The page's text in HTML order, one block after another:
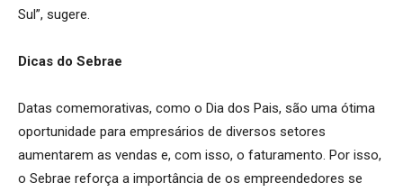
Sul”, sugere.
Dicas do Sebrae
Datas comemorativas, como o Dia dos Pais, são uma ótima
oportunidade para empresários de diversos setores
aumentarem as vendas e, com isso, o faturamento. Por isso,
o Sebrae reforça a importância de os empreendedores se